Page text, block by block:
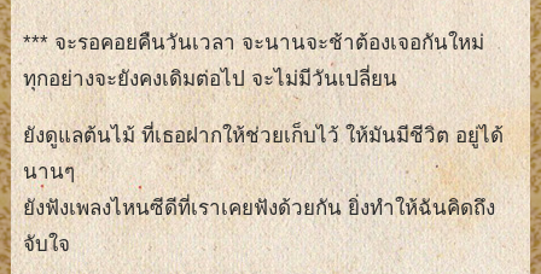
*** จะรอคอยคืนวันเวลา จะนานจะช้าต้องเจอกันใหม่
ทุกอย่างจะยังคงเดิมต่อไป จะไม่มีวันเปลี่ยน
ยังดูแลต้นไม้ ที่เธอฝากให้ช่วยเก็บไว้ ให้มันมีชีวิต อยู่ได้
นานๆ
ยังฟังเพลงไหนซีดีที่เราเคยฟังด้วยกัน ยิ่งทำให้ฉันคิดถึง
จับใจ